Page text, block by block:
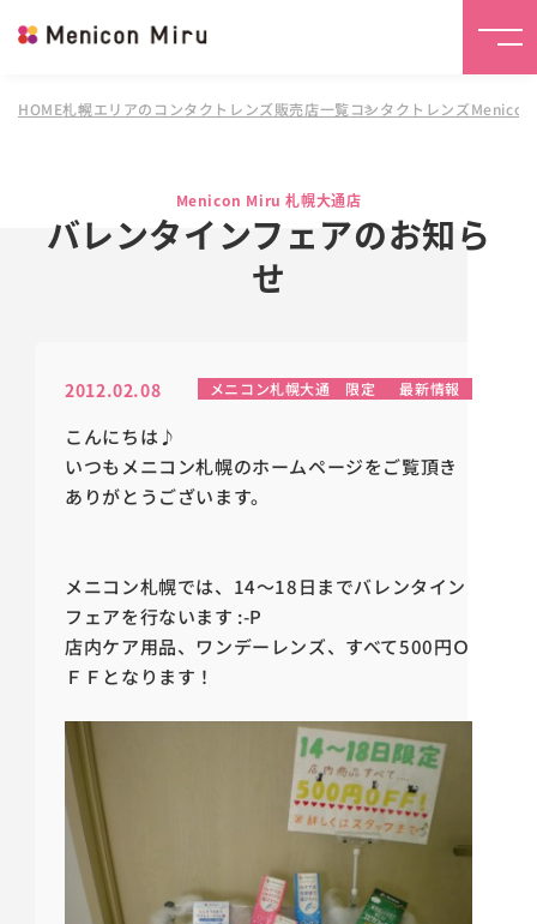
HOME札幌エリアのコンタクトレンズ販売店一覧コンタクトレンズ
Menicon Miru 札幌大通店
バレンタインフェアのお知ら
せ
2012.02.08 メニコン札幌大通 限定 最新情報
こんにちは♪
いつもメニコン札幌のホームページをご覧頂き
ありがとうございます。
メニコン札幌では、14～18日までバレンタイン
フェアを行ないます :-P
店内ケア用品、ワンデーレンズ、すべて500円Ｏ
ＦＦとなります！